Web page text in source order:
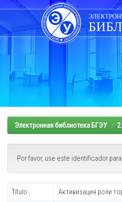
Skip
navigation
Электронная библиотека БГЭУ
Por favor, use este identificador
Título : Активизация роли